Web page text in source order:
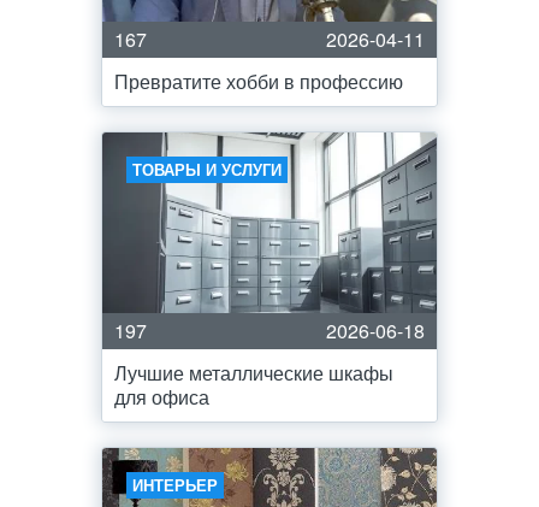
167
2026-04-11
Превратите хобби в профессию
ТОВАРЫ И УСЛУГИ
197
2026-06-18
Лучшие металлические шкафы
для офиса
ИНТЕРЬЕР